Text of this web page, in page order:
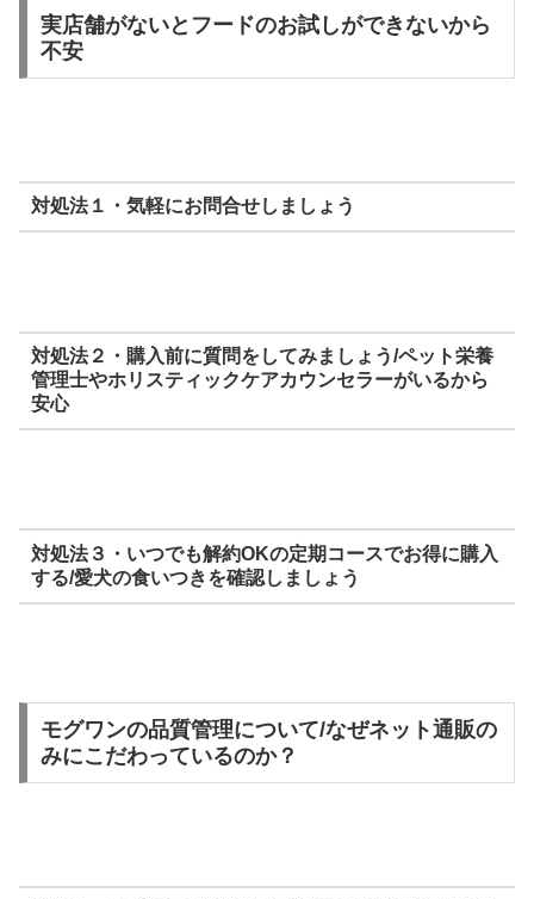
実店舗がないとフードのお試しができないから
不安
対処法１・気軽にお問合せしましょう
対処法２・購入前に質問をしてみましょう/ペット栄養
管理士やホリスティックケアカウンセラーがいるから
安心
対処法３・いつでも解約OKの定期コースでお得に購入
する/愛犬の食いつきを確認しましょう
モグワンの品質管理について/なぜネット通販の
みにこだわっているのか？